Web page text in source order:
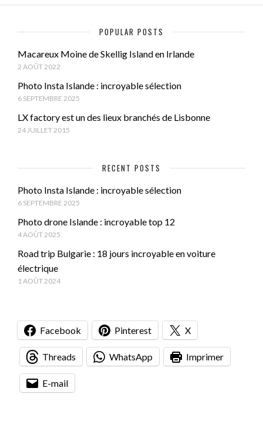
POPULAR POSTS
Macareux Moine de Skellig Island en Irlande
2 AOÛT 2022
Photo Insta Islande : incroyable sélection
6 SEPTEMBRE 2025
LX factory est un des lieux branchés de Lisbonne
24 JUILLET 2015
RECENT POSTS
Photo Insta Islande : incroyable sélection
6 SEPTEMBRE 2025
Photo drone Islande : incroyable top 12
4 AOÛT 2025
Road trip Bulgarie : 18 jours incroyable en voiture
électrique
1 AOÛT 2024
Facebook Pinterest X
Threads WhatsApp Imprimer
E-mail